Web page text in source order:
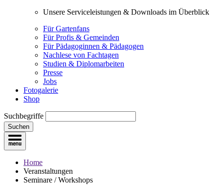
Unsere Serviceleistungen & Downloads im Überblick
Für Gartenfans
Für Profis & Gemeinden
Für Pädagoginnen & Pädagogen
Nachlese von Fachtagen
Studien & Diplomarbeiten
Presse
Jobs
Fotogalerie
Shop
Suchbegriffe
Suchen
Home
Veranstaltungen
Seminare / Workshops